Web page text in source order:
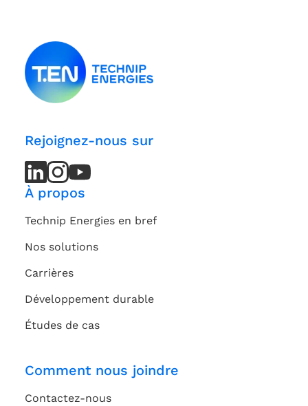
Rejoignez-nous sur
LinkedIn
LinkedIn
Instagram
Instagram
Youtube
Channel
À propos
Technip Energies en bref
Nos solutions
Carrières
Développement durable
Études de cas
Comment nous joindre
Contactez-nous